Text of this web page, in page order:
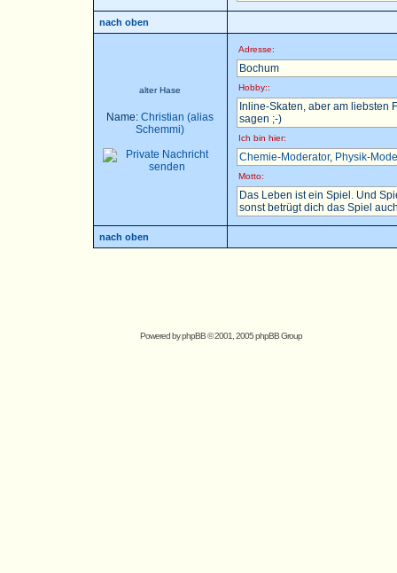
nach oben
alter Hase
Name: Christian (alias
Schemmi)
Adresse:
Bochum
Hobby::
Inline-Skaten, aber am liebsten
sagen ;-)
Ich bin hier:
Chemie-Moderator, Physik-
Motto:
Das Leben ist ein Spiel. Und
sonst betrügt dich das Spiel
nach oben
Powered byphpBB© 2001, 2005 phpBB Group